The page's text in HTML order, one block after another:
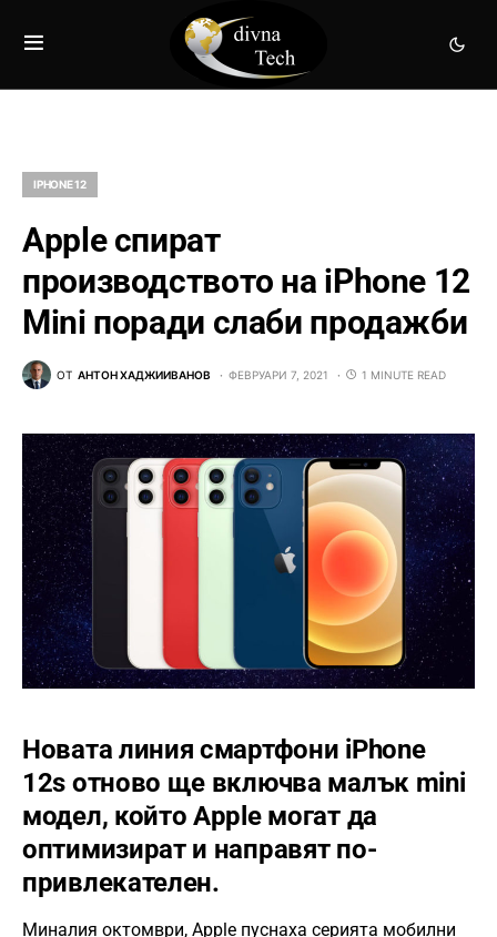
IPHONE 12
Apple спират
производството на iPhone 12
Mini поради слаби продажби
ОТ АНТОН ХАДЖИИВАНОВ ФЕВРУАРИ 7, 2021 1 MINUTE READ
Новата линия смартфони iPhone
12s отново ще включва малък mini
модел, който Apple могат да
оптимизират и направят по-
привлекателен.
Миналия октомври, Apple пуснаха серията мобилни